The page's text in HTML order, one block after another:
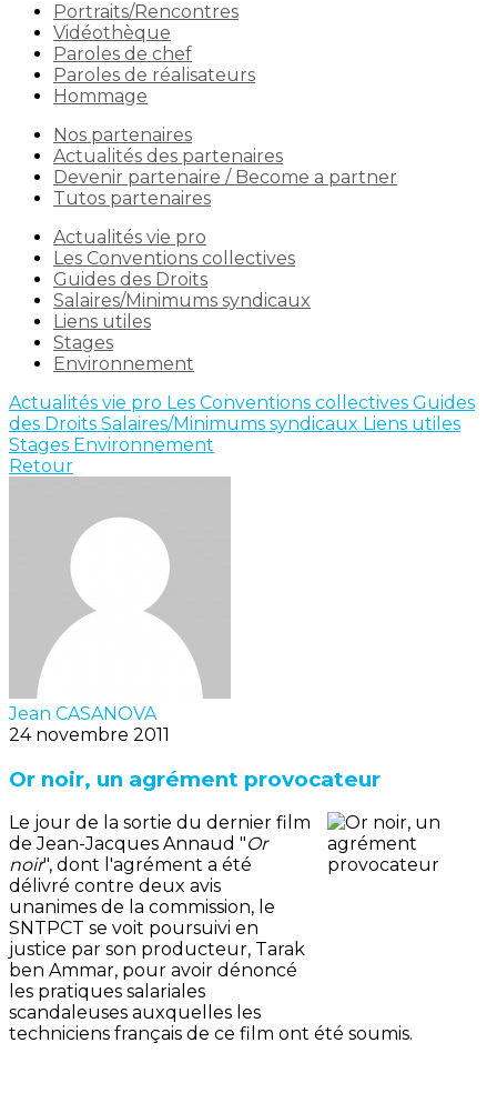
Portraits/Rencontres
Vidéothèque
Paroles de chef
Paroles de réalisateurs
Hommage
Nos partenaires
Actualités des partenaires
Devenir partenaire / Become a partner
Tutos partenaires
Actualités vie pro
Les Conventions collectives
Guides des Droits
Salaires/Minimums syndicaux
Liens utiles
Stages
Environnement
Actualités vie pro Les Conventions collectives Guides
des Droits Salaires/Minimums syndicaux Liens utiles
Stages Environnement
Retour
Jean CASANOVA
24 novembre 2011
Or noir, un agrément provocateur
Le jour de la sortie du dernier film
de Jean-Jacques Annaud "Or
noir", dont l'agrément a été
délivré contre deux avis
unanimes de la commission, le
SNTPCT se voit poursuivi en
justice par son producteur, Tarak
ben Ammar, pour avoir dénoncé
les pratiques salariales
scandaleuses auxquelles les
techniciens français de ce film ont été soumis.